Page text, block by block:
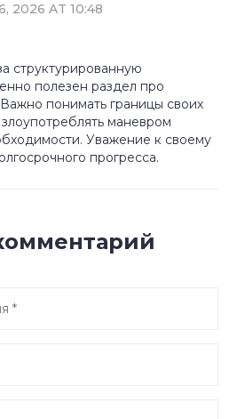
2026 AT 10:48
структурированную
полезен раздел про
понимать границы своих
маневром
Уважение к своему
прогресса.